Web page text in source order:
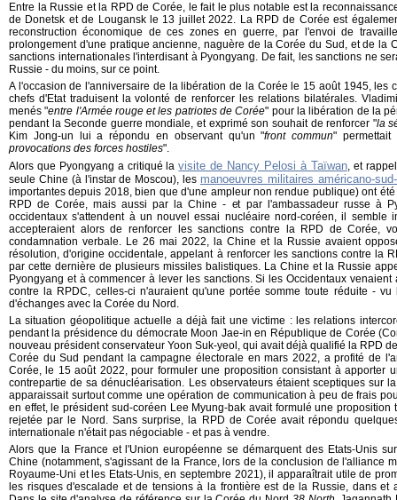
Entre la Russie et la RPD de Corée, le fait le plus notable est la
de Donetsk et de Lougansk le 13 juillet 2022. La RPD de Corée est
reconstruction économique de ces zones en guerre, par l'envoi de
prolongement d'une pratique ancienne, naguère de la Corée du Sud, et de la
sanctions internationales l'interdisant à Pyongyang. De fait, les sanctions ne
Russie - du moins, sur ce point.
A l'occasion de l'anniversaire de la libération de la Corée le 15 août 1945, les
chefs d'Etat traduisent la volonté de renforcer les relations bilatérales.
menés "entre l'Armée rouge et les patriotes de Corée" pour la libération de la
pendant la Seconde guerre mondiale, et exprimé son souhait de renforcer "la
Kim Jong-un lui a répondu en observant qu'un "front commun"
provocations des forces hostiles".
Alors que Pyongyang a critiqué lavisite de Nancy Pelosi à Taïwan, et
seule Chine (à l'instar de Moscou), les manoeuvres militaires américano-
importantes depuis 2018, bien que d'une ampleur non rendue publique) ont
RPD de Corée, mais aussi par la Chine - et par l'ambassadeur russe à
occidentaux s'attendent à un nouvel essai nucléaire nord-coréen, il semble
accepteraient alors de renforcer les sanctions contre la RPD de Corée,
condamnation verbale. Le 26 mai 2022, la Chine et la Russie avaient
résolution, d'origine occidentale, appelant à renforcer les sanctions contre la
par cette dernière de plusieurs missiles balistiques. La Chine et la Russie
Pyongyang et à commencer à lever les sanctions. Si les Occidentaux
contre la RPDC, celles-ci n'auraient qu'une portée somme toute réduite -
d'échanges avec la Corée du Nord.
La situation géopolitique actuelle a déjà fait une victime : les relations
pendant la présidence du démocrate Moon Jae-in en République de Corée
nouveau président conservateur Yoon Suk-yeol, qui avait déjà qualifié la RPD
Corée du Sud pendant la campagne électorale en mars 2022, a profité de
Corée, le 15 août 2022, pour formuler une proposition consistant à apporter
contrepartie de sa dénucléarisation. Les observateurs étaient sceptiques sur
apparaissait surtout comme une opération de communication à peu de frais
en effet, le président sud-coréen Lee Myung-bak avait formulé une
rejetée par le Nord. Sans surprise, la RPD de Corée avait répondu
internationale n'était pas négociable - et pas à vendre.
Alors que la France et l'Union européenne se démarquent des Etats-Unis
Chine (notamment, s'agissant de la France, lors de la conclusion de l'alliance
Royaume-Uni et les Etats-Unis, en septembre 2021), il apparaîtrait utile de
les risques d'escalade et de tensions à la frontière est de la Russie, dans et